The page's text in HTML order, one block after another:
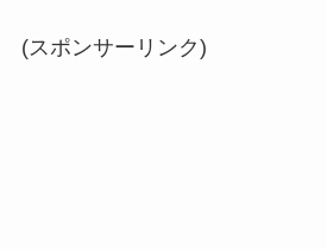
(スポンサーリンク)